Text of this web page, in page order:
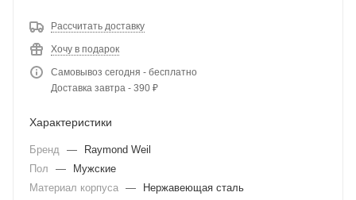
Рассчитать доставку
Хочу в подарок
Самовывоз сегодня - бесплатно
Доставка завтра - 390 ₽
Характеристики
Бренд —
Raymond Weil
Пол
—
Мужские
Материал корпуса —
Нержавеющая сталь